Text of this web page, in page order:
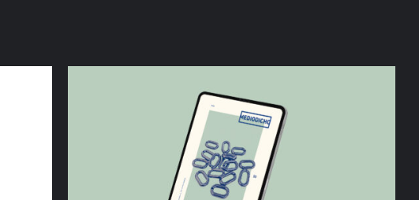
AÑADIR AL CARRITO /